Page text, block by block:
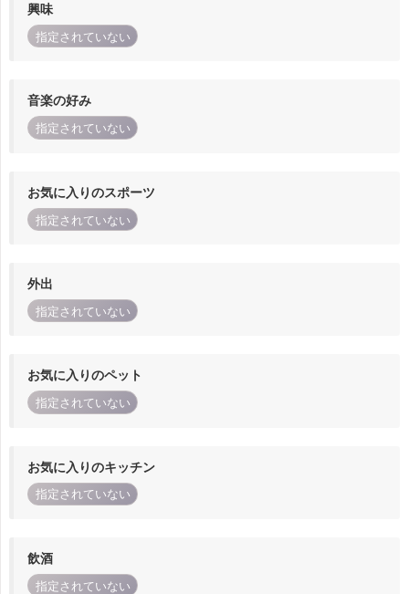
興味
指定されていない
音楽の好み
指定されていない
お気に入りのスポーツ
指定されていない
外出
指定されていない
お気に入りのペット
指定されていない
お気に入りのキッチン
指定されていない
飲酒
指定されていない